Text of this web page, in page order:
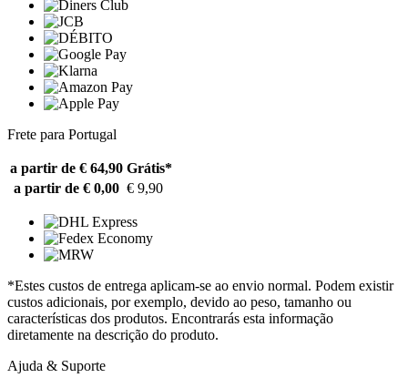
Frete para Portugal
a partir de € 64,90 Grátis*
a partir de € 0,00 € 9,90
*Estes custos de entrega aplicam-se ao envio normal. Podem existir
custos adicionais, por exemplo, devido ao peso, tamanho ou
características dos produtos. Encontrarás esta informação
diretamente na descrição do produto.
Ajuda & Suporte